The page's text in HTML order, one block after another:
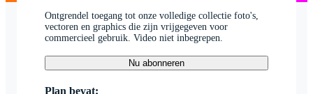
Ontgrendel toegang tot onze volledige collectie foto's,
vectoren en graphics die zijn vrijgegeven voor
commercieel gebruik. Video niet inbegrepen.
Nu abonneren
Plan bevat: